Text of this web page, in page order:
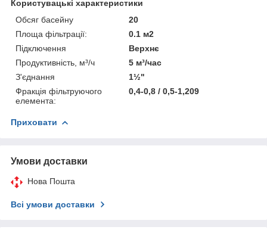
Користувацькі характеристики
Обсяг басейну
20
Площа фільтрації:
0.1 м2
Підключення
Верхнє
Продуктивність, м³/ч
5 м³/час
З'єднання
1½"
Фракція фільтруючого
елемента:
0,4-0,8 / 0,5-1,209
Приховати
Умови доставки
Нова Пошта
Всі умови доставки